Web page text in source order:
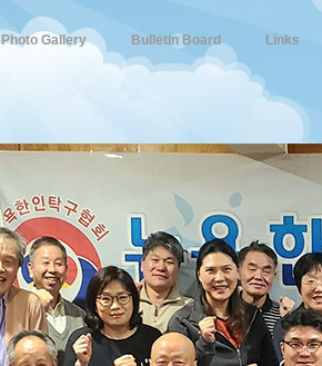
Photo Gallery Bulletin Board Links